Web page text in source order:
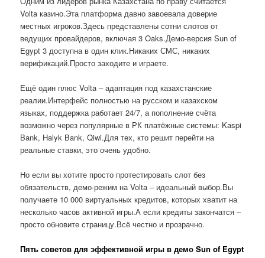
Volta казино.Эта платформа давно завоевала доверие
местных игроков.Здесь представлены сотни слотов от
ведущих провайдеров, включая 3 Oaks.Демо-версия Sun of
Egypt 3 доступна в один клик.Никаких СМС, никаких
верификаций.Просто заходите и играете.
Ещё один плюс Volta – адаптация под казахстанские
реалии.Интерфейс полностью на русском и казахском
языках, поддержка работает 24/7, а пополнение счёта
возможно через популярные в РК платёжные системы: Kaspi
Bank, Halyk Bank, Qiwi.Для тех, кто решит перейти на
реальные ставки, это очень удобно.
Но если вы хотите просто протестировать слот без
обязательств, демо-режим на Volta – идеальный выбор.Вы
получаете 10 000 виртуальных кредитов, которых хватит на
несколько часов активной игры.А если кредиты закончатся –
просто обновите страницу.Всё честно и прозрачно.
Пять советов для эффективной игры в демо Sun of Egypt